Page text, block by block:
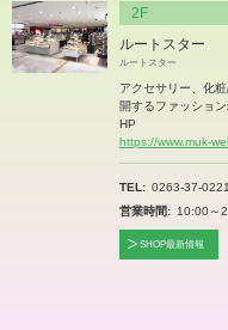
2F
ルートスター
ルートスター
アクセサリー、化
開するファッション
HP
https://www.muk-
TEL
0263-37-0221
営業時間
10:00～
SHOP最新情報